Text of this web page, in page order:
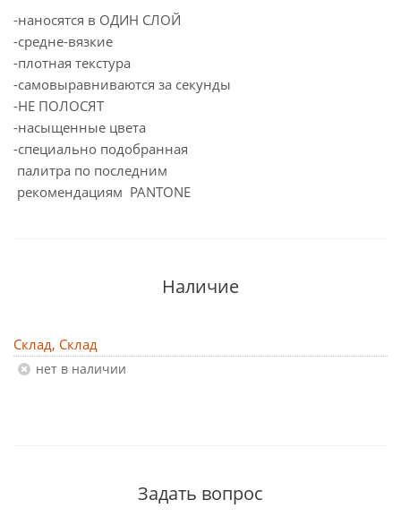
-наносятся в ОДИН СЛОЙ
-cредне-вязкие
-плотная текстура
-самовыравниваются за секунды
-НЕ ПОЛОСЯТ
-насыщенные цвета
-специально подобранная
палитра по последним
рекомендациям PANTONE
Наличие
Склад, Склад
Нет в наличии
Задать вопрос